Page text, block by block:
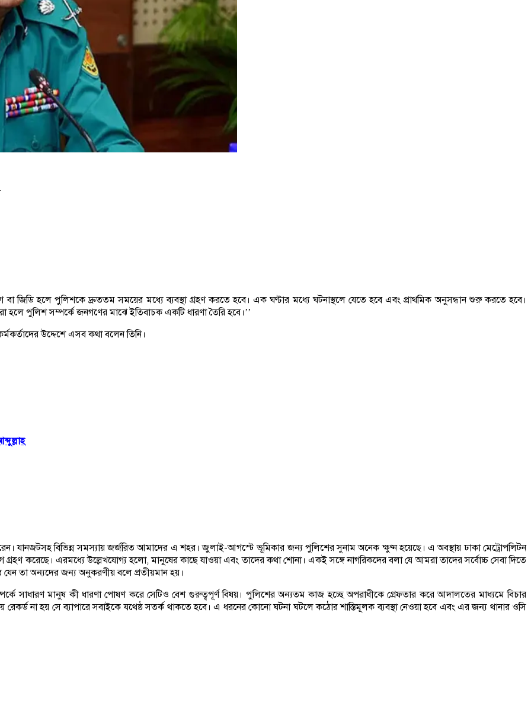
হলে পুলিশকে দ্রুততম সময়ের মধ্যে ব্যবস্থা গ্রহণ করতে হবে। এক ঘণ্টার মধ্যে ঘটনাস্থলে যেতে হবে এবং প্রাথমিক অনুসন্ধান শুরু করতে হবে।
পুলিশ সম্পর্কে জনগণের মাঝে ইতিবাচক একটি ধারণা তৈরি হবে।’’
উদ্দেশে এসব কথা বলেন তিনি।
যানজটসহ বিভিন্ন সমস্যায় জর্জরিত আমাদের এ শহর। জুলাই-আগস্টে ভূমিকার জন্য পুলিশের সুনাম অনেক ক্ষুণ্ন হয়েছে। এ অবস্থায় ঢাকা মেট্রোপলিটন
করেছে। এরমধ্যে উল্লেখযোগ্য হলো, মানুষের কাছে যাওয়া এবং তাদের কথা শোনা। একই সঙ্গে নাগরিকদের বলা যে আমরা তাদের সর্বোচ্চ সেবা দিতে
তা অন্যদের জন্য অনুকরণীয় বলে প্রতীয়মান হয়।
সাধারণ মানুষ কী ধারণা পোষণ করে সেটিও বেশ গুরুত্বপূর্ণ বিষয়। পুলিশের অন্যতম কাজ হচ্ছে অপরাধীকে গ্রেফতার করে আদালতের মাধ্যমে বিচার
না হয় সে ব্যাপারে সবাইকে যথেষ্ঠ সতর্ক থাকতে হবে। এ ধরনের কোনো ঘটনা ঘটলে কঠোর শাস্তিমূলক ব্যবস্থা নেওয়া হবে এবং এর জন্য থানার ওসি